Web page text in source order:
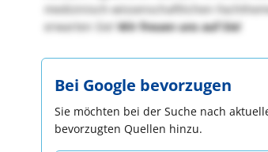
medizinisch-wissenschaftlichen
erwarten Sie!Wir freuen uns auf Sie!
Bei Google bevorzugen
Sie möchten bei der Suche nach
bevorzugten Quellen hinzu.